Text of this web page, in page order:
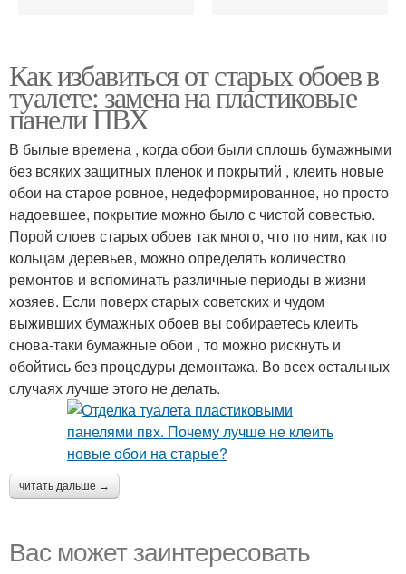
Как избавиться от старых обоев в
туалете: замена на пластиковые
панели ПВХ
В былые времена , когда обои были сплошь бумажными
без всяких защитных пленок и покрытий , клеить новые
обои на старое ровное, недеформированное, но просто
надоевшее, покрытие можно было с чистой совестью.
Порой слоев старых обоев так много, что по ним, как по
кольцам деревьев, можно определять количество
ремонтов и вспоминать различные периоды в жизни
хозяев. Если поверх старых советских и чудом
выживших бумажных обоев вы собираетесь клеить
снова-таки бумажные обои , то можно рискнуть и
обойтись без процедуры демонтажа. Во всех остальных
случаях лучше этого не делать.
читать дальше →
Вас может заинтересовать